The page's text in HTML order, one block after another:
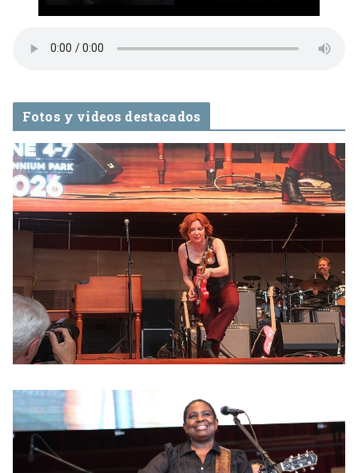
Fotos y videos destacados